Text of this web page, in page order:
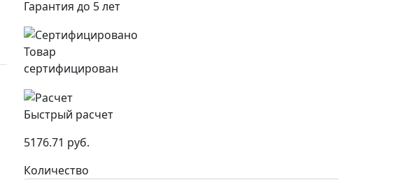
Гарантия до 5 лет
Товар
сертифицирован
Быстрый расчет
5176.71 руб.
Количество